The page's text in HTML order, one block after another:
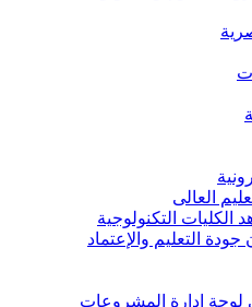
العالى
الكليات التكنولوجية
جودة التعليم والإعتماد
لوحة إدارة المشروعات